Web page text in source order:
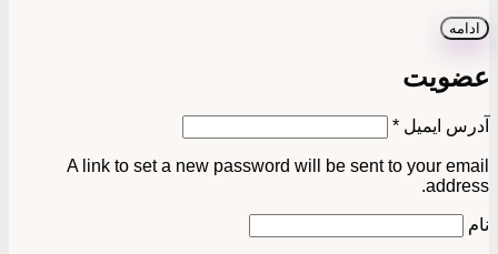
ادامه
عضویت
آدرس ایمیل *الزامی
A link to set a new password will be sent to your email
address.
نام